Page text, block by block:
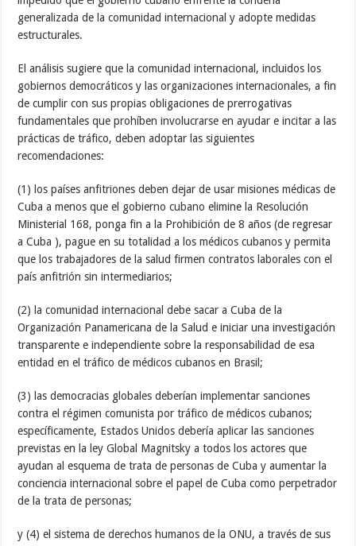
generalizada de la comunidad internacional y adopte medidas
estructurales.
El análisis sugiere que la comunidad internacional, incluidos los
gobiernos democráticos y las organizaciones internacionales, a fin
de cumplir con sus propias obligaciones de prerrogativas
fundamentales que prohíben involucrarse en ayudar e incitar a las
prácticas de tráfico, deben adoptar las siguientes
recomendaciones:
(1) los países anfitriones deben dejar de usar misiones médicas de
Cuba a menos que el gobierno cubano elimine la Resolución
Ministerial 168, ponga fin a la Prohibición de 8 años (de regresar
a Cuba ), pague en su totalidad a los médicos cubanos y permita
que los trabajadores de la salud firmen contratos laborales con el
país anfitrión sin intermediarios;
(2) la comunidad internacional debe sacar a Cuba de la
Organización Panamericana de la Salud e iniciar una investigación
transparente e independiente sobre la responsabilidad de esa
entidad en el tráfico de médicos cubanos en Brasil;
(3) las democracias globales deberían implementar sanciones
contra el régimen comunista por tráfico de médicos cubanos;
específicamente, Estados Unidos debería aplicar las sanciones
previstas en la ley Global Magnitsky a todos los actores que
ayudan al esquema de trata de personas de Cuba y aumentar la
conciencia internacional sobre el papel de Cuba como perpetrador
de la trata de personas;
y (4) el sistema de derechos humanos de la ONU, a través de sus